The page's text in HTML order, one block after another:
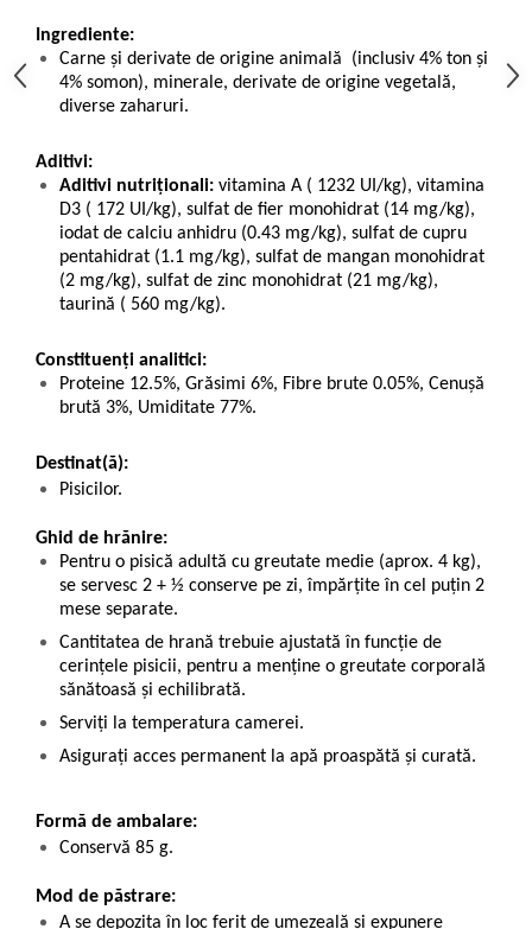
Ingrediente:
Carne și derivate de origine animală (inclusiv 4% ton și
4% somon), minerale, derivate de origine vegetală,
diverse zaharuri.
Aditivi:
Aditivi nutriționali: vitamina A ( 1232 UI/kg), vitamina
D3 ( 172 UI/kg), sulfat de fier monohidrat (14 mg/kg),
iodat de calciu anhidru (0.43 mg/kg), sulfat de cupru
pentahidrat (1.1 mg/kg), sulfat de mangan monohidrat
(2 mg/kg), sulfat de zinc monohidrat (21 mg/kg),
taurină ( 560 mg/kg).
Constituenți analitici:
Proteine 12.5%, Grăsimi 6%, Fibre brute 0.05%, Cenușă
brută 3%, Umiditate 77%.
Destinat(ă):
Pisicilor.
Ghid de hrănire:
Pentru o pisică adultă cu greutate medie (aprox. 4 kg),
se servesc 2 + ½ conserve pe zi, împărțite în cel puțin 2
mese separate.
Cantitatea de hrană trebuie ajustată în funcție de
cerințele pisicii, pentru a menține o greutate corporală
sănătoasă și echilibrată.
Serviți la temperatura camerei.
Asigurați acces permanent la apă proaspătă și curată.
Formă de ambalare:
Conservă 85 g.
Mod de păstrare:
A se depozita în loc ferit de umezeală și expunere